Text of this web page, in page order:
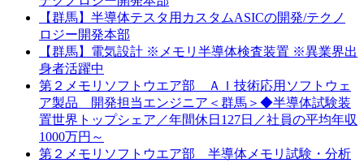
【群馬】半導体テスタ用カスタムASICの開発/テクノ
ロジー開発本部
【群馬】電気設計 ※メモリ半導体検査装置 ※異業界出
身者活躍中
第２メモリソフトウエア部 ＡＩ技術応用ソフトウェ
ア製品 開発担当エンジニア＜群馬＞◆半導体試験装
置世界トップシェア／年間休日127日／社員の平均年収
1000万円～
第２メモリソフトウエア部 半導体メモリ試験・分析